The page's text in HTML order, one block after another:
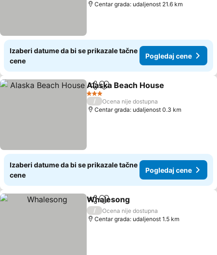
Centar grada: udaljenost 21.6 km
Izaberi datume da bi se prikazale tačne
cene
Pogledaj cene
Deli Dodati u favorite
Alaska Beach House
3 Zvezdice
/
Ocena nije dostupna
Centar grada: udaljenost 0.3 km
Izaberi datume da bi se prikazale tačne
cene
Pogledaj cene
Deli Dodati u favorite
Whalesong
/
Ocena nije dostupna
Centar grada: udaljenost 1.5 km